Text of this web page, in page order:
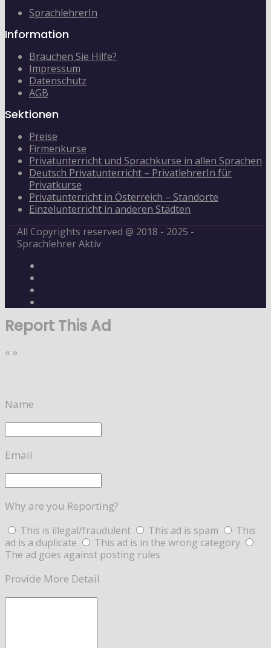
SprachlehrerIn
Information
Brauchen Sie Hilfe?
Impressum
Datenschutz
AGB
Sektionen
Preise
Firmenkurse
Privatunterricht und Sprachkurse in allen Sprachen
Deutsch Privatunterricht – PrivatlehrerIn für
Privatkurse
Privatunterricht in Österreich – Standorte
Einzelunterricht in anderen Städten
All Copyrights reserved @ 2018 - 2025 -
Sprachlehrer Aktiv
Report This Ad
« »
Name
Email
Why are you Reporting?
This is illegal/fraudulent This ad is spam
This
ad is a duplicate
This ad is in the wrong category
The ad goes against posting rules
Provide More Detail